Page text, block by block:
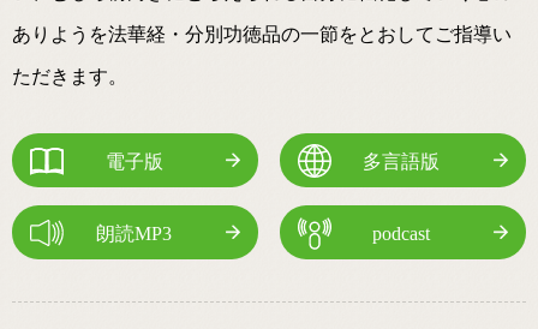
ありようを法華経・分別功徳品の一節をとおしてご指導い
ただきます。
電子版 多言語版
朗読MP3 podcast